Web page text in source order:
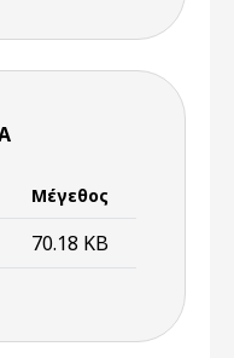
Μέγεθος
70.18 KB